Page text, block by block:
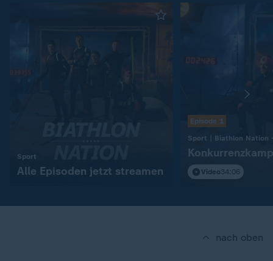
Sport
Alle Episoden jetzt streamen
Episode 1
Video34:06
nach oben